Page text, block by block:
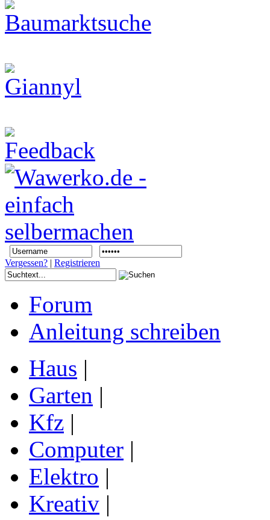
Vergessen? | Registrieren
Forum
Anleitung schreiben
Haus |
Garten |
Kfz |
Computer |
Elektro |
Kreativ |